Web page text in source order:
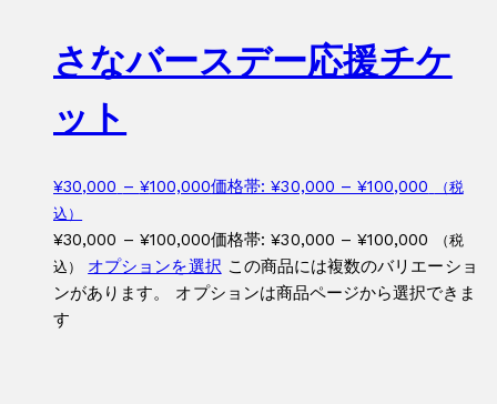
さなバースデー応援チケ
ット
¥30,000 – ¥100,000価格帯: ¥30,000 – ¥100,000
（税
込）
¥30,000 – ¥100,000価格帯: ¥30,000 – ¥100,000
（税
込）
オプションを選択 この商品には複数のバリエーショ
ンがあります。 オプションは商品ページから選択できま
す